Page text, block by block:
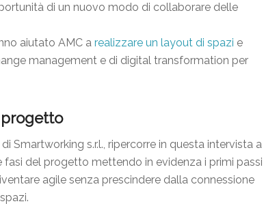
di un nuovo modo di collaborare delle
aiutato AMC a realizzare un layout di spazi e
management e di digital transformation per
progetto
Smartworking s.r.l., ripercorre in questa intervista a
del progetto mettendo in evidenza i primi passi
agile senza prescindere dalla connessione